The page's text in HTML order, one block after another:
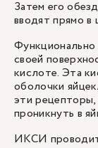
Затем его
вводят прямо в
своей
кислоте. Эта
оболочки
эти
проникнуть в
ИКСИ